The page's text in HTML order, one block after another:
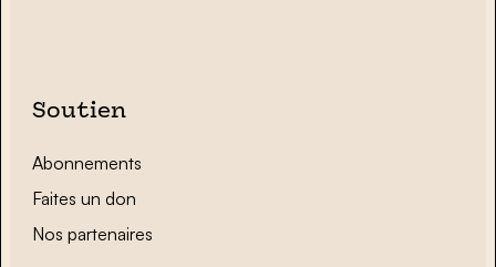
Soutien
Abonnements
Faites un don
Nos partenaires